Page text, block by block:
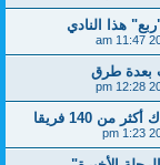
هذا النادي
بعدة طرق
140 فريقا